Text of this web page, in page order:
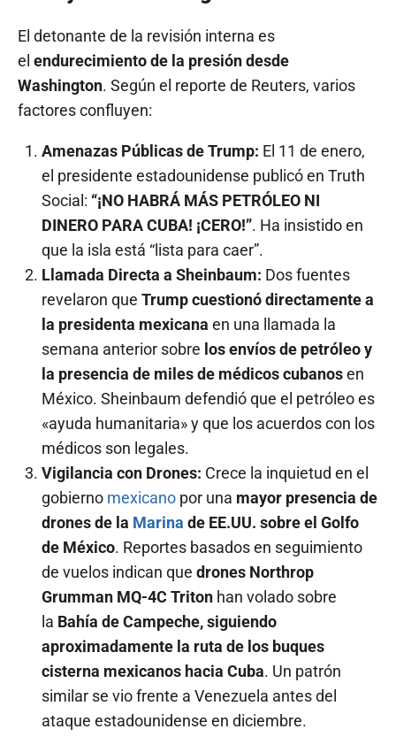
El detonante de la revisión interna es
el endurecimiento de la presión desde
Washington. Según el reporte de Reuters, varios
factores confluyen:
Amenazas Públicas de Trump: El 11 de enero,
el presidente estadounidense publicó en Truth
Social: “¡NO HABRÁ MÁS PETRÓLEO NI
DINERO PARA CUBA! ¡CERO!”. Ha insistido en
que la isla está “lista para caer”.
Llamada Directa a Sheinbaum: Dos fuentes
revelaron que Trump cuestionó directamente a
la presidenta mexicana en una llamada la
semana anterior sobre los envíos de petróleo y
la presencia de miles de médicos cubanosen
México. Sheinbaum defendió que el petróleo es
«ayuda humanitaria» y que los acuerdos con los
médicos son legales.
Vigilancia con Drones: Crece la inquietud en el
gobierno mexicano por una mayor presencia de
drones de la Marina de EE.UU. sobre el Golfo
de México. Reportes basados en seguimiento
de vuelos indican que drones Northrop
Grumman MQ-4C Triton han volado sobre
la Bahía de Campeche, siguiendo
aproximadamente la ruta de los buques
cisterna mexicanos hacia Cuba. Un patrón
similar se vio frente a Venezuela antes del
ataque estadounidense en diciembre.